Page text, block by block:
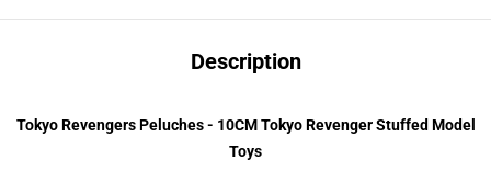
Description
Tokyo Revengers Peluches - 10CM Tokyo Revenger Stuffed Model
Toys